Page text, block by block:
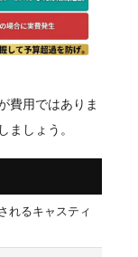
費用ではありま
ましょう。
れるキャスティ